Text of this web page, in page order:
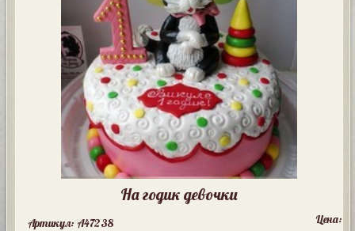
На годик девочки
Артикул: A47238 Цена: